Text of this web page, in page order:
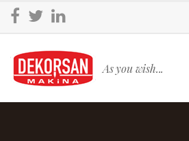
As you wish...